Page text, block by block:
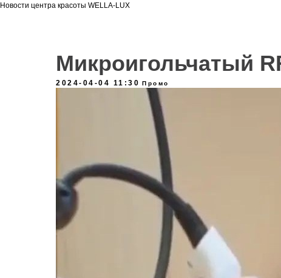
Новости центра красоты WELLA-LUX
Микроигольчатый
2024-04-04 11:30 Промо